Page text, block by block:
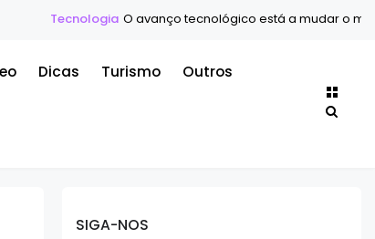
O avanço tecnológico está a mudar o mundo mais rápido
Dicas Turismo Outros
SIGA-NOS